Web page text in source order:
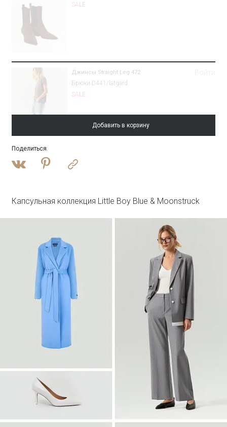
SALE
Джинсы Straight Leg 472
Брюки D441/latgard
SALE
Войти
Однобортный жакет с замшевой вставкой
Пальто-халат из шерсти
R117/pesche
SALE
Платье-рубашка макси с принтом
Добавить в корзину
Поделиться:
Капсульная коллекция Little Boy Blue & Moonstruck